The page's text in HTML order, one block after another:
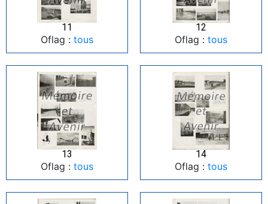
11
Oflag : tous
12
Oflag : tous
13
Oflag : tous
14
Oflag : tous